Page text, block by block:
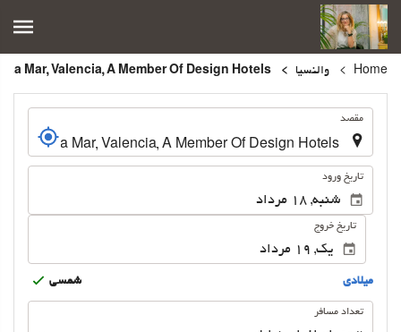
Home والنسیا
مقصد
تاریخ ورود
تاریخ خروج
ميلادى شمسى
تعداد
تعداد مسافر